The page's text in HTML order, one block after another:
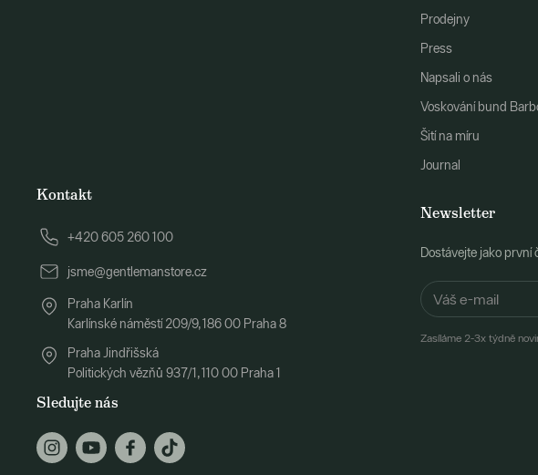
Prodejny
Press
Napsali o nás
Voskování bund
Šití na míru
Journal
Newsletter
Dostávejte jako
Zasíláme 2-3x týdně
Kontakt
+420 605 260 100
jsme@gentlemanstore.cz
Praha Karlín
Karlínské náměstí 209/9, 186 00 Praha 8
Praha Jindřišská
Politických vězňů 937/1, 110 00 Praha 1
Sledujte nás